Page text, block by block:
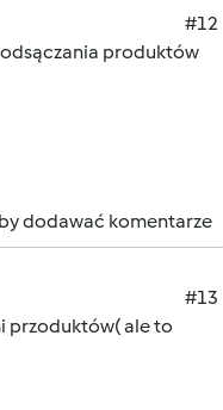
#12
produktów
dodawać komentarze
#13
przoduktów( ale to